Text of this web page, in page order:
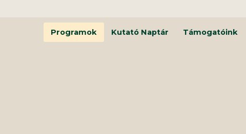
Programok Kutató Naptár Támogatóink